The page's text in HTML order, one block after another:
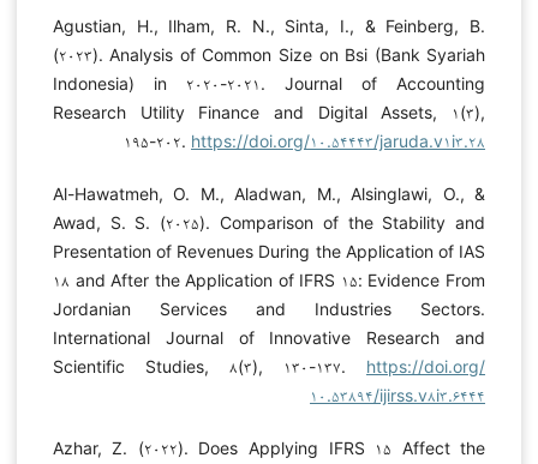
Agustian, H., Ilham, R. N., Sinta, I., & Feinberg, B.
(۲۰۲۳). Analysis of Common Size on Bsi (Bank Syariah
Indonesia) in ۲۰۲۰-۲۰۲۱. Journal of Accounting
Research Utility Finance and Digital Assets, ۱(۳),
۱۹۵-۲۰۲. https://doi.org/۱۰.۵۴۴۴۳/jaruda.v۱i۳.۲۸
Al-Hawatmeh, O. M., Aladwan, M., Alsinglawi, O., &
Awad, S. S. (۲۰۲۵). Comparison of the Stability and
Presentation of Revenues During the Application of IAS
۱۸ and After the Application of IFRS ۱۵: Evidence From
Jordanian Services and Industries Sectors.
International Journal of Innovative Research and
Scientific Studies, ۸(۳), ۱۳۰-۱۳۷. https://doi.org/
۱۰.۵۳۸۹۴/ijirss.v۸i۳.۶۴۴۴
Azhar, Z. (۲۰۲۲). Does Applying IFRS ۱۵ Affect the